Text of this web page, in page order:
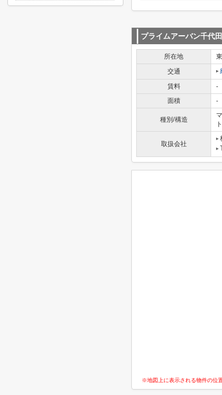
プライムアーバン千代
所在地
交通
賃料
-
面積
-
種別/構造
ト
取扱会社
※地図上に表示される物件の位